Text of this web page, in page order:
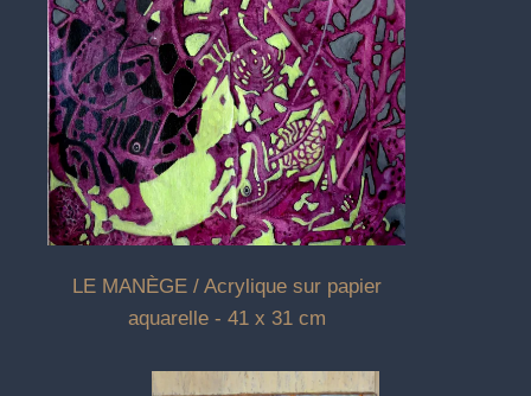
LE MANÈGE / Acrylique sur papier
aquarelle - 41 x 31 cm